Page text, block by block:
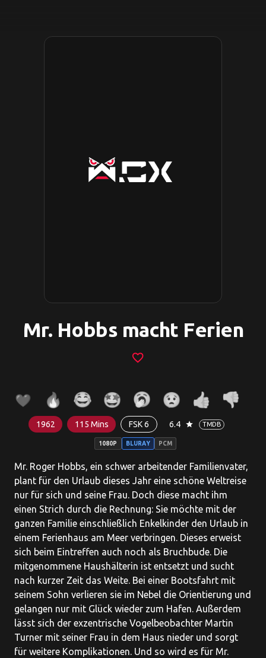
Mr. Hobbs macht Ferien
favorite_border
1962 115 Mins FSK 6 6.4 star TMDB
1080P BLURAY PCM
Mr. Roger Hobbs, ein schwer arbeitender Familienvater,
plant für den Urlaub dieses Jahr eine schöne Weltreise
nur für sich und seine Frau. Doch diese macht ihm
einen Strich durch die Rechnung: Sie möchte mit der
ganzen Familie einschließlich Enkelkinder den Urlaub in
einem Ferienhaus am Meer verbringen. Dieses erweist
sich beim Eintreffen auch noch als Bruchbude. Die
mitgenommene Haushälterin ist entsetzt und sucht
nach kurzer Zeit das Weite. Bei einer Bootsfahrt mit
seinem Sohn verlieren sie im Nebel die Orientierung und
gelangen nur mit Glück wieder zum Hafen. Außerdem
lässt sich der exzentrische Vogelbeobachter Martin
Turner mit seiner Frau in dem Haus nieder und sorgt
für weitere Komplikationen. Und so wird es für Mr.